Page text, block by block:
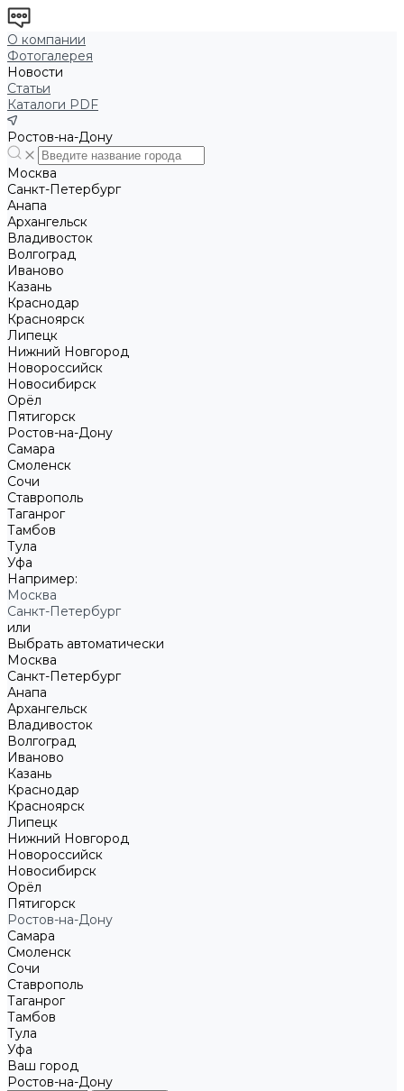
О компании
Фотогалерея
Новости
Статьи
Каталоги PDF
Ростов-на-Дону
Москва
Санкт-Петербург
Анапа
Архангельск
Владивосток
Волгоград
Иваново
Казань
Краснодар
Красноярск
Липецк
Нижний Новгород
Новороссийск
Новосибирск
Орёл
Пятигорск
Ростов-на-Дону
Самара
Смоленск
Сочи
Ставрополь
Таганрог
Тамбов
Тула
Уфа
Например:
Москва
Санкт-Петербург
или
Выбрать автоматически
Москва
Санкт-Петербург
Анапа
Архангельск
Владивосток
Волгоград
Иваново
Казань
Краснодар
Красноярск
Липецк
Нижний Новгород
Новороссийск
Новосибирск
Орёл
Пятигорск
Ростов-на-Дону
Самара
Смоленск
Сочи
Ставрополь
Таганрог
Тамбов
Тула
Уфа
Ваш город
Ростов-на-Дону